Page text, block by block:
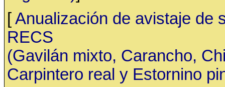
[Anualización de avistaje de
RECS
(Gavilán mixto, Carancho,
Carpintero real y Estornino